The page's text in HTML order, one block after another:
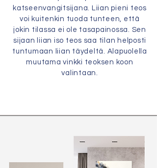
katseenvangitsijana. Liian pieni teos
voi kuitenkin tuoda tunteen, että
jokin tilassa ei ole tasapainossa. Sen
sijaan liian iso teos saa tilan helposti
tuntumaan liian täydeltä. Alapuolella
muutama vinkki teoksen koon
valintaan.